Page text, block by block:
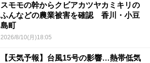
スモモの幹からクビアカツヤカミキリの
ふんなどの農業被害を確認 香川・小豆
島町
2026/8/10(月)18:05
【天気予報】台風15号の影響…熱帯低気